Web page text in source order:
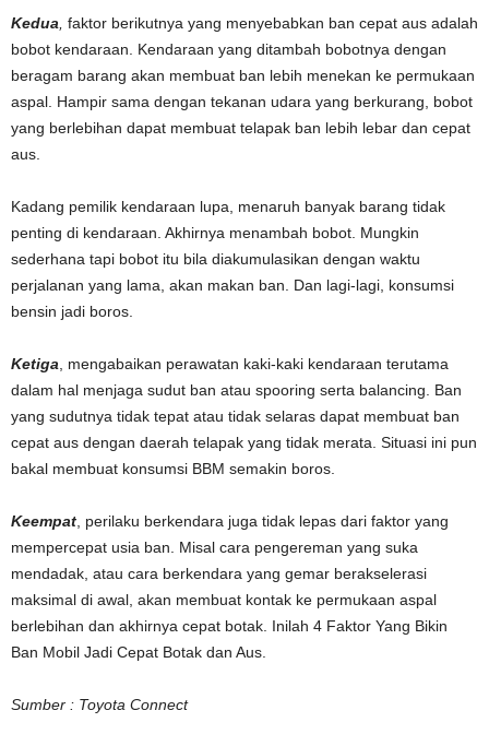
Kedua, faktor berikutnya yang menyebabkan ban cepat aus adalah
bobot kendaraan. Kendaraan yang ditambah bobotnya dengan
beragam barang akan membuat ban lebih menekan ke permukaan
aspal. Hampir sama dengan tekanan udara yang berkurang, bobot
yang berlebihan dapat membuat telapak ban lebih lebar dan cepat
aus.
Kadang pemilik kendaraan lupa, menaruh banyak barang tidak
penting di kendaraan. Akhirnya menambah bobot. Mungkin
sederhana tapi bobot itu bila diakumulasikan dengan waktu
perjalanan yang lama, akan makan ban. Dan lagi-lagi, konsumsi
bensin jadi boros.
Ketiga, mengabaikan perawatan kaki-kaki kendaraan terutama
dalam hal menjaga sudut ban atau spooring serta balancing. Ban
yang sudutnya tidak tepat atau tidak selaras dapat membuat ban
cepat aus dengan daerah telapak yang tidak merata. Situasi ini pun
bakal membuat konsumsi BBM semakin boros.
Keempat, perilaku berkendara juga tidak lepas dari faktor yang
mempercepat usia ban. Misal cara pengereman yang suka
mendadak, atau cara berkendara yang gemar berakselerasi
maksimal di awal, akan membuat kontak ke permukaan aspal
berlebihan dan akhirnya cepat botak. Inilah 4 Faktor Yang Bikin
Ban Mobil Jadi Cepat Botak dan Aus.
Sumber : Toyota Connect